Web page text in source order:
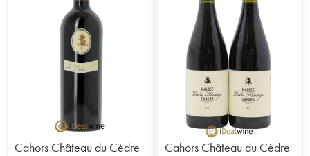
Cahors Château du Cèdre
Cahors Château du Cèdre